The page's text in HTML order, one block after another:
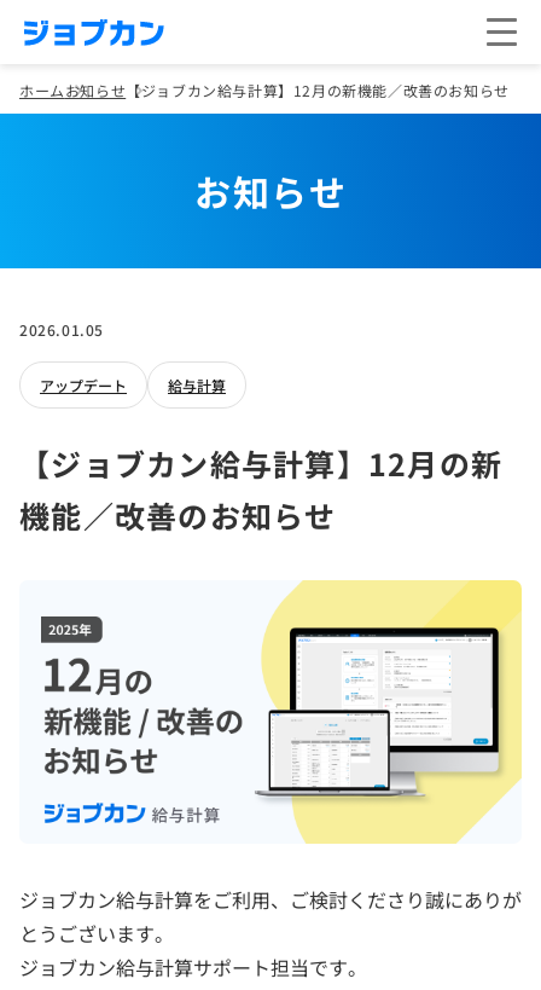
ホームお知らせ 【ジョブカン給与計算】12月の新機能／改善のお知らせ
お知らせ
2026.01.05
アップデート 給与計算
【ジョブカン給与計算】12月の新
機能／改善のお知らせ
ジョブカン給与計算をご利用、ご検討くださり誠にありが
とうございます。
ジョブカン給与計算サポート担当です。